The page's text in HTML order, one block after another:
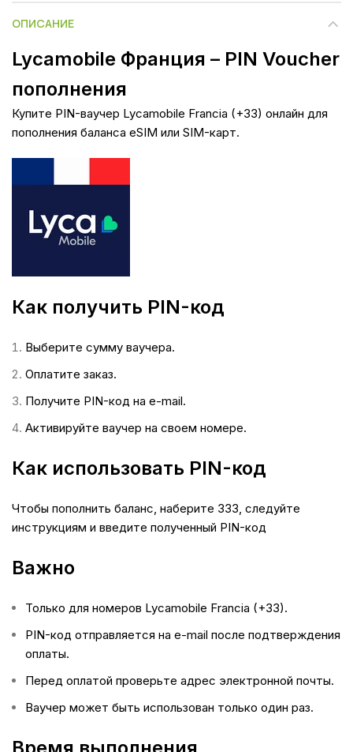
ОПИСАНИЕ
Lycamobile Франция – PIN Voucher
пополнения
Купите PIN-ваучер Lycamobile Francia (+33) онлайн для
пополнения баланса eSIM или SIM-карт.
Как получить PIN-код
Выберите сумму ваучера.
Оплатите заказ.
Получите PIN-код на e-mail.
Активируйте ваучер на своем номере.
Как использовать PIN-код
Чтобы пополнить баланс, наберите 333, следуйте
инструкциям и введите полученный PIN-код
Важно
Только для номеров Lycamobile Francia (+33).
PIN-код отправляется на e-mail после подтверждения
оплаты.
Перед оплатой проверьте адрес электронной почты.
Ваучер может быть использован только один раз.